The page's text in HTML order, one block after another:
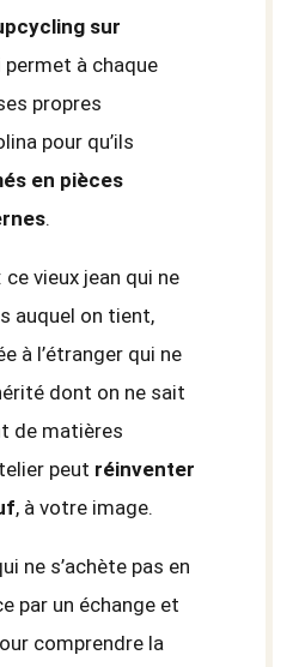
sur
permet à chaque
propres
pour qu’ils
en pièces
.
ce vieux jean qui ne
auquel on tient,
à l’étranger qui ne
dont on ne sait
de matières
peut réinventer
, à votre image.
ne s’achète pas en
par un échange et
comprendre la